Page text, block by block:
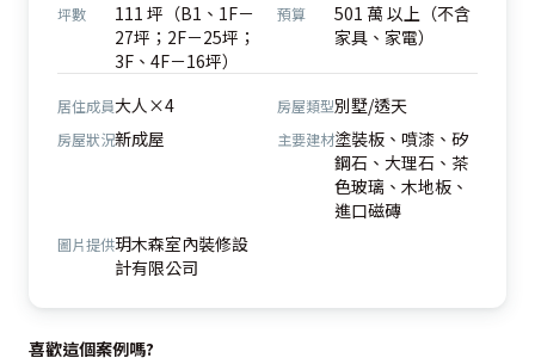
坪數
111 坪（B1、1F－
27坪；2F－25坪；
3F、4F－16坪）
預算
501 萬 以上（不含
家具、家電）
居住成員大人×4 房屋類型別墅/透天
房屋狀況新成屋 主要建材塗裝板、噴漆、矽
鋼石、大理石、茶
色玻璃、木地板、
進口磁磚
圖片提供玥木森室內裝修設
計有限公司
喜歡這個案例嗎?